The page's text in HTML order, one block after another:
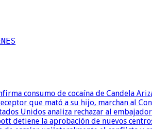
consumo de cocaína de Candela
que mató a su hijo, marchan al
Unidos analiza rechazar al
detiene la aprobación de nuevos